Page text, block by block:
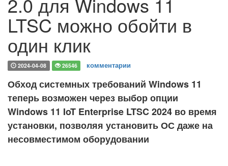
LTSC можно обойти в
один клик
2024-04-08 26546 комментарии
Обход системных требований Windows 11
теперь возможен через выбор опции
Windows 11 IoT Enterprise LTSC 2024 во время
установки, позволяя установить ОС даже на
несовместимом оборудовании